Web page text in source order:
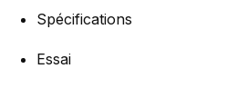
Spécifications
Essai